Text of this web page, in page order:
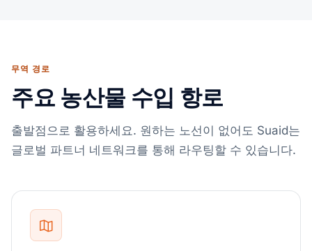
무역 경로
주요 농산물 수입 항로
출발점으로 활용하세요. 원하는 노선이 없어도 Suaid는
글로벌 파트너 네트워크를 통해 라우팅할 수 있습니다.